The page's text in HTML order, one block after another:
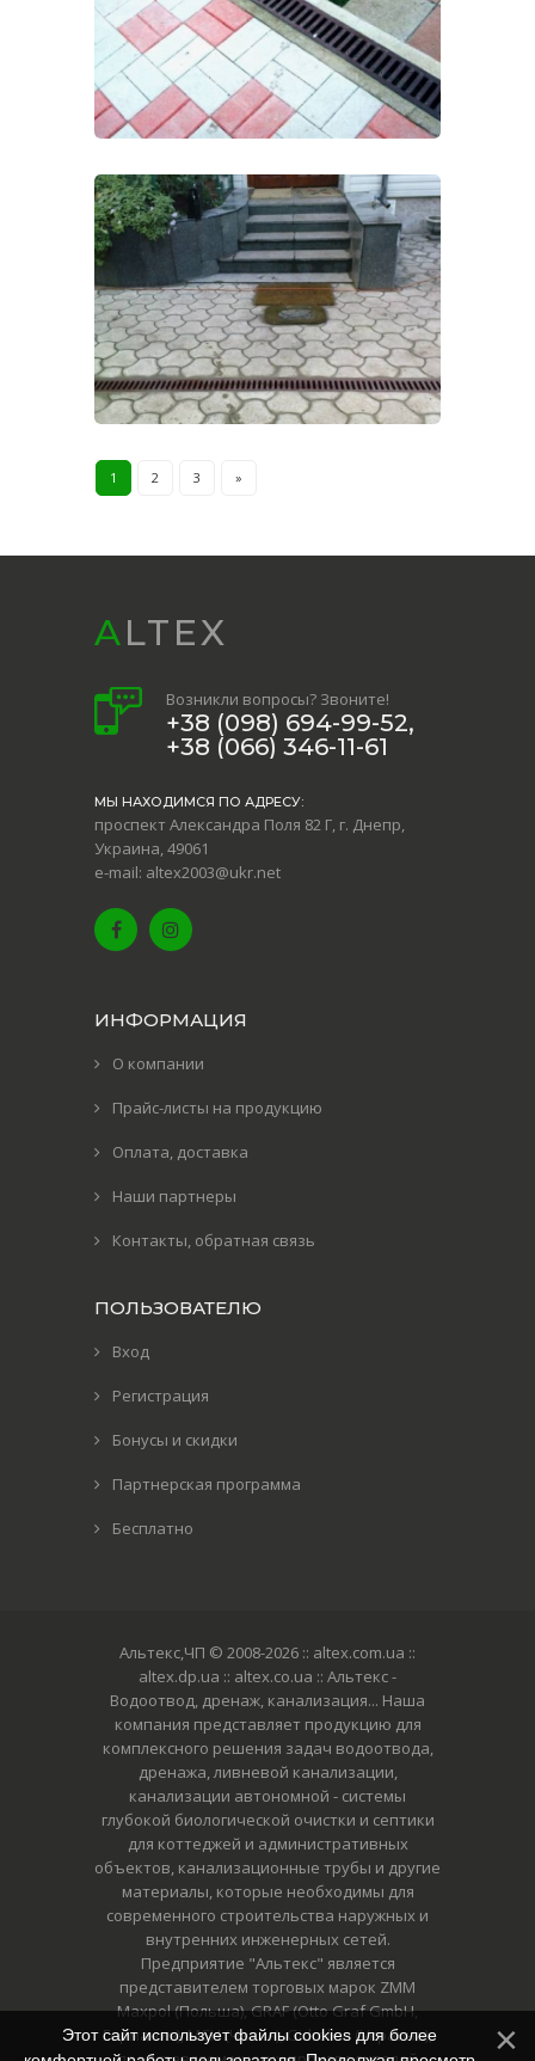
1 2 3 »
ALTEX
Возникли вопросы? Звоните!
+38 (098) 694-99-52,
+38 (066) 346-11-61
МЫ НАХОДИМСЯ ПО АДРЕСУ:
проспект Александра Поля 82 Г, г. Днепр,
Украина, 49061
e-mail: altex2003@ukr.net
ИНФОРМАЦИЯ
О компании
Прайс-листы на продукцию
Оплата, доставка
Наши партнеры
Контакты, обратная связь
ПОЛЬЗОВАТЕЛЮ
Вход
Регистрация
Бонусы и скидки
Партнерская программа
Бесплатно
Альтекс,ЧП © 2008-2026 :: altex.com.ua ::
altex.dp.ua :: altex.co.ua :: Альтекс -
Водоотвод, дренаж, канализация... Наша
компания представляет продукцию для
комплексного решения задач водоотвода,
дренажа, ливневой канализации,
канализации автономной - системы
глубокой биологической очистки и септики
для коттеджей и административных
объектов, канализационные трубы и другие
материалы, которые необходимы для
современного строительства наружных и
внутренних инженерных сетей.
Предприятие "Альтекс" является
представителем торговых марок ZMM
Maxpol (Польша), GRAF (Otto Graf GmbH,
Германия), MCH (Чехия), Gidrolica (Украина),
Этот сайт использует файлы cookies для более